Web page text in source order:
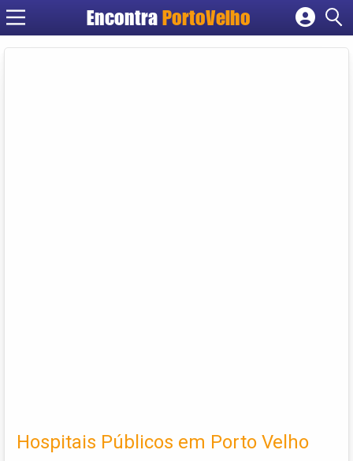
EncontraPortoVelho
Cadastrar empresa
Hospitais Públicos em Porto Velho